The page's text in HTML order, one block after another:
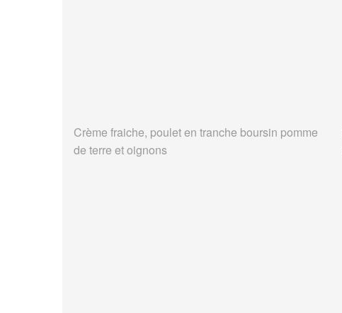
Crème fraiche, poulet en tranche boursin pomme
de terre et oignons